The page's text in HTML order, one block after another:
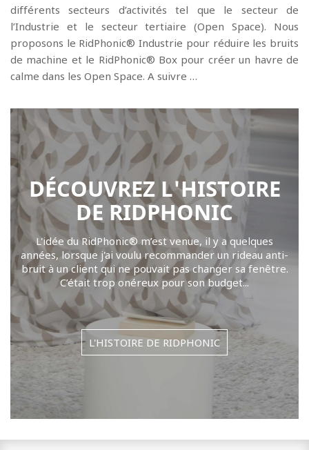
différents secteurs d’activités tel que le secteur de
l’Industrie et le secteur tertiaire (Open Space). Nous
proposons le RidPhonic® Industrie pour réduire les bruits
de machine et le RidPhonic® Box pour créer un havre de
calme dans les Open Space. A suivre …
DÉCOUVREZ L'HISTOIRE
DE RIDPHONIC
L'idée du RidPhonic® m’est venue, il y a quelques
années, lorsque j'ai voulu recommander un rideau anti-
bruit à un client qui ne pouvait pas changer sa fenêtre.
C’était trop onéreux pour son budget...
L'HISTOIRE DE RIDPHONIC